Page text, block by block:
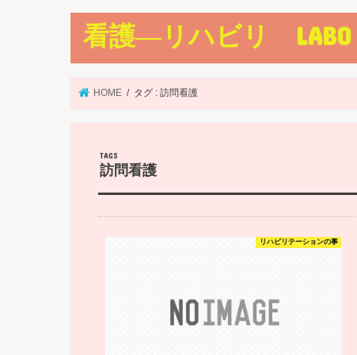
看護―リハビリ LABO
HOME タグ : 訪問看護
訪問看護
リハビリテーションの事